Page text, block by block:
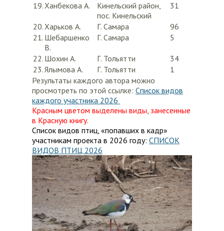
19.Ханбекова А.
Кинельский район,
пос. Кинельский
31
20.Харьков А. Г. Самара
96
21. Шебаршенко
В.
Г. Самара 5
22. Шохин А. Г. Тольятти
34
23.Ялымова А. Г. Тольятти
1
Результаты каждого автора можно
просмотреть по этой ссылке: Список видов
каждого участника 2026
Красным цветом выделены виды, занесенные
в Красную книгу.
Список видов птиц, «попавших в кадр»
участникам проекта в 2026 году: СПИСОК
ВИДОВ ПТИЦ 2026